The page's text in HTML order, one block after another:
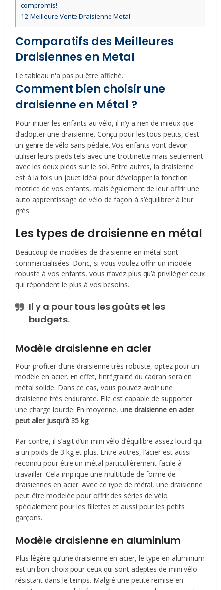
compromis!
12 Meilleure Vente Draisienne Metal
Comparatifs des Meilleures
Draisiennes en Metal
Le tableau n'a pas pu être affiché.
Comment bien choisir une
draisienne en Métal ?
Pour initier les enfants au vélo, il n’y a rien de mieux que
d’adopter une draisienne. Conçu pour les tous petits, c’est
un genre de vélo sans pédale. Vos enfants vont devoir
utiliser leurs pieds tels avec une trottinette mais seulement
avec les deux pieds sur le sol. Entre autres, la draisienne
est à la fois un jouet idéal pour développer la fonction
motrice de vos enfants, mais également de leur offrir une
auto apprentissage de vélo de façon à s’équilibrer à leur
grés.
Les types de draisienne en métal
Beaucoup de modèles de draisienne en métal sont
commercialisées. Donc, si vous voulez offrir un modèle
robuste à vos enfants, vous n’avez plus qu’à privilégier ceux
qui répondent le plus à vos besoins.
Il y a pour tous les goûts et les
budgets.
Modèle draisienne en acier
Pour profiter d’une draisienne très robuste, optez pour un
modèle en acier. En effet, l’intégralité du cadran sera en
métal solide. Dans ce cas, vous pouvez avoir une
draisienne très endurante. Elle est capable de supporter
une charge lourde. En moyenne, une draisienne en acier
peut aller jusqu’à 35 kg.
Par contre, il s’agit d’un mini vélo d’équilibre assez lourd qui
a un poids de 3 kg et plus. Entre autres, l’acier est aussi
reconnu pour être un métal particulièrement facile à
travailler. Cela implique une multitude de forme de
draisiennes en acier. Avec ce type de métal, une draisienne
peut être modelée pour offrir des séries de vélo
spécialement pour les fillettes et aussi pour les petits
garçons.
Modèle draisienne en aluminium
Plus légère qu’une draisienne en acier, le type en aluminium
est un bon choix pour ceux qui sont adeptes de mini vélo
résistant dans le temps. Malgré une petite remise en